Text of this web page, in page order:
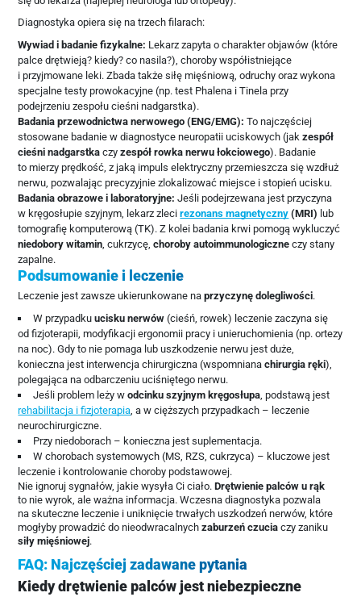
Diagnostyka opiera się na trzech filarach:
Wywiad i badanie fizykalne: Lekarz zapyta o charakter objawów (które
palce drętwieją? kiedy? co nasila?), choroby współistniejące
i przyjmowane leki. Zbada także siłę mięśniową, odruchy oraz wykona
specjalne testy prowokacyjne (np. test Phalena i Tinela przy
podejrzeniu zespołu cieśni nadgarstka).
Badania przewodnictwa nerwowego (ENG/EMG): To najczęściej
stosowane badanie w diagnostyce neuropatii uciskowych (jakzespół
cieśni nadgarstka czyzespół rowka nerwu łokciowego). Badanie
to mierzy prędkość, z jaką impuls elektryczny przemieszcza się wzdłuż
nerwu, pozwalając precyzyjnie zlokalizować miejsce i stopień ucisku.
Badania obrazowe i laboratoryjne: Jeśli podejrzewana jest przyczyna
w kręgosłupie szyjnym, lekarz zleci rezonans magnetyczny (MRI) lub
tomografię komputerową (TK). Z kolei badania krwi pomogą wykluczyć
niedobory witamin , cukrzycę,choroby autoimmunologiczne czy stany
zapalne.
Podsumowanie i leczenie
Leczenie jest zawsze ukierunkowane naprzyczynę dolegliwości.
W przypadku ucisku nerwów(cieśń, rowek) leczenie zaczyna się
od fizjoterapii, modyfikacji ergonomii pracy i unieruchomienia (np. ortezy
na noc). Gdy to nie pomaga lub uszkodzenie nerwu jest duże,
konieczna jest interwencja chirurgiczna (wspomnianachirurgia ręki),
polegająca na odbarczeniu uciśniętego nerwu.
Jeśli problem leży w odcinku szyjnym kręgosłupa, podstawą jest
rehabilitacja i fizjoterapia , a w cięższych przypadkach – leczenie
neurochirurgiczne.
Przy niedoborach – konieczna jest suplementacja.
W chorobach systemowych (MS, RZS, cukrzyca) – kluczowe jest
leczenie i kontrolowanie choroby podstawowej.
Nie ignoruj sygnałów, jakie wysyła Ci ciało.Drętwienie palców u rąk
to nie wyrok, ale ważna informacja. Wczesna diagnostyka pozwala
na skuteczne leczenie i uniknięcie trwałych uszkodzeń nerwów, które
mogłyby prowadzić do nieodwracalnychzaburzeń czucia czy zaniku
siły mięśniowej.
FAQ: Najczęściej zadawane pytania
Kiedy drętwienie palców jest niebezpieczne